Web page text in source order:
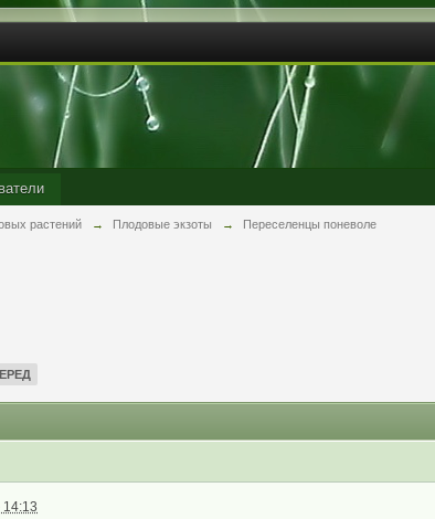
растений → Плодовые экзоты → Переселенцы поневоле
14:13